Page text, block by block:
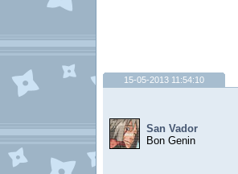
15-05-2013 11:54:10
San Vador
Bon Genin